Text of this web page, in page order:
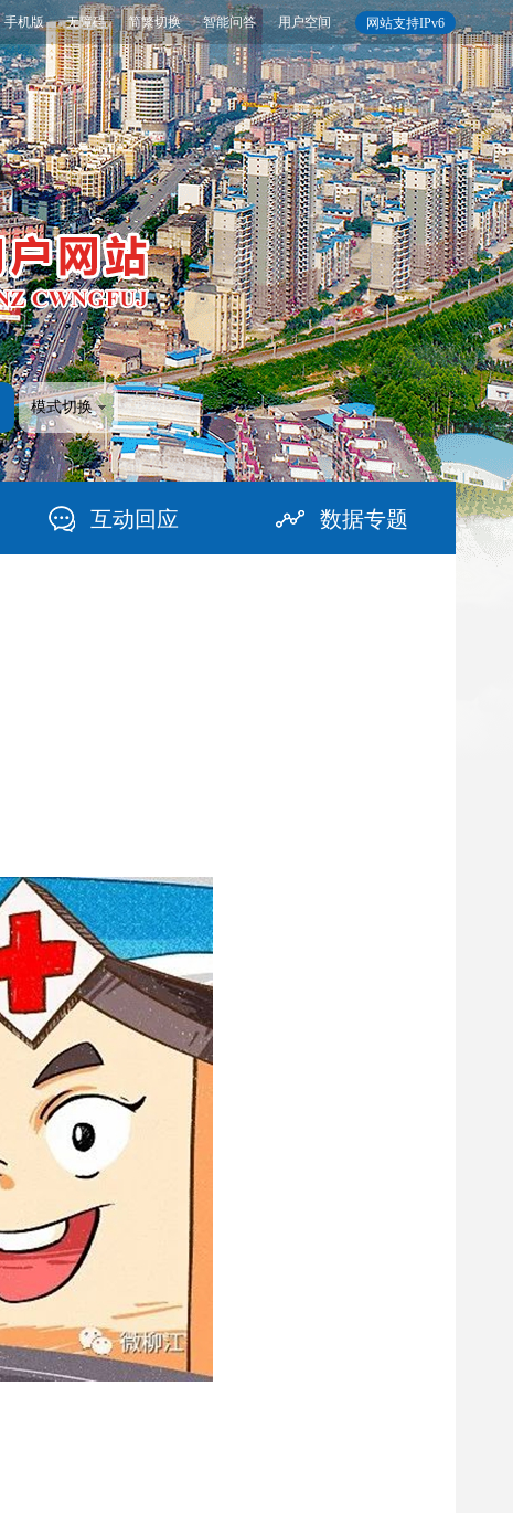
网站支持IPv6
手机版 无障碍 简繁切换 智能问答 用户空间
模式切换
互动回应 数据专题